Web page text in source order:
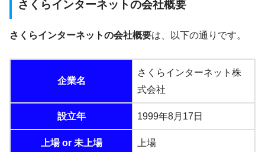
さくらインターネットの会社概要
さくらインターネットの会社概要は、以下の通りです。
企業名
さくらインターネット株
式会社
設立年 1999年8月17日
上場 or 未上場 上場